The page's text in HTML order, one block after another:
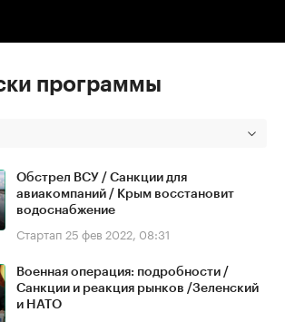
программы
Обстрел ВСУ / Санкции для
авиакомпаний / Крым восстановит
водоснабжение
Стартап 25 фев 2022, 08:31
Военная операция: подробности /
Санкции и реакция рынков /Зеленский
и НАТО